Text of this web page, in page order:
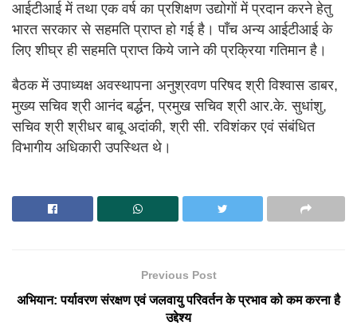
आईटीआई में तथा एक वर्ष का प्रशिक्षण उद्योगों में प्रदान करने हेतु
भारत सरकार से सहमति प्राप्त हो गई है। पाँच अन्य आईटीआई के
लिए शीघ्र ही सहमति प्राप्त किये जाने की प्रक्रिया गतिमान है।
बैठक में उपाध्यक्ष अवस्थापना अनुश्रवण परिषद श्री विश्वास डाबर,
मुख्य सचिव श्री आनंद बर्द्धन, प्रमुख सचिव श्री आर.के. सुधांशु,
सचिव श्री श्रीधर बाबू अदांकी, श्री सी. रविशंकर एवं संबंधित
विभागीय अधिकारी उपस्थित थे।
Previous Post
अभियान: पर्यावरण संरक्षण एवं जलवायु परिवर्तन के प्रभाव को कम करना है
उद्देश्य